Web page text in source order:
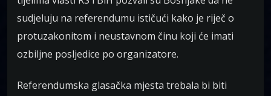
sudjeluju na referendumu ističući kako je riječ o
protuzakonitom i neustavnom činu koji će imati
ozbiljne posljedice po organizatore.
Referendumska glasačka mjesta trebala bi biti